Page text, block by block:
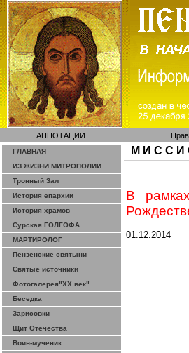
АННОТАЦИИ
ГЛАВНАЯ
ИЗ ЖИЗНИ МИТРОПОЛИИ
Тронный Зал
История епархии
История храмов
Сурская ГОЛГОФА
МАРТИРОЛОГ
Пензенские святыни
Святые источники
Фотогалерея"ХХ век"
Беседка
Зарисовки
Щит Отечества
Воин-мученик
М И С С И
В
01.12.2014